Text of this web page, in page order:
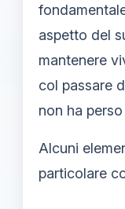
aspetto del
mantenere
col passare
non ha
Alcuni
particolare